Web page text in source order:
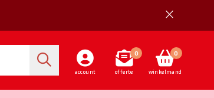
account
0
offerte
0
winkelmand